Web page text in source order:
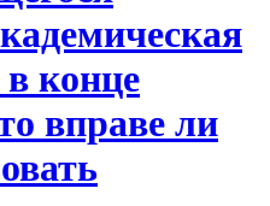
конце
вправе ли